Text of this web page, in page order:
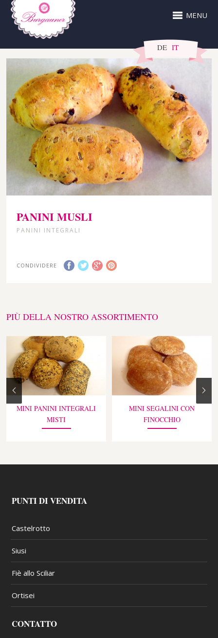
MENU
DE IT
PANINI MUSLI
PANINI INTEGRALI
CONDIVIDERE
PIÙ DELLA NOSTRO ASSORTIMENTO
MINI PANINI INTEGRALI
MISTI
MINI SEGALINI CON
FINOCCHIO
PUNTI DI VENDITA
Castelrotto
Siusi
Fiè allo Sciliar
Ortisei
CONTATTO